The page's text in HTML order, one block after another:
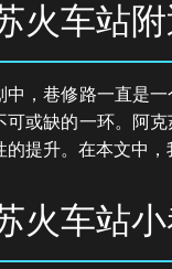
火车站
中，巷修路一直是
可或缺的一环。阿
的提升。在本文中，
火车站